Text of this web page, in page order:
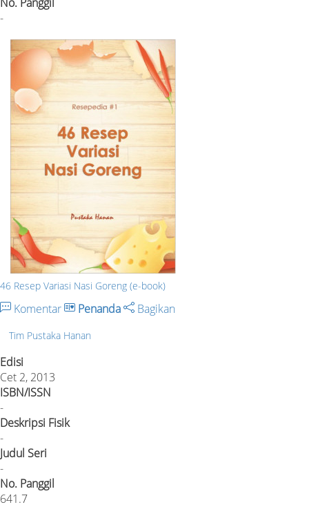
-
46 Resep Variasi Nasi Goreng (e-book)
Komentar Penanda Bagikan
Tim Pustaka Hanan
Edisi
Cet 2, 2013
ISBN/ISSN
-
Deskripsi Fisik
-
Judul Seri
-
No. Panggil
641.7